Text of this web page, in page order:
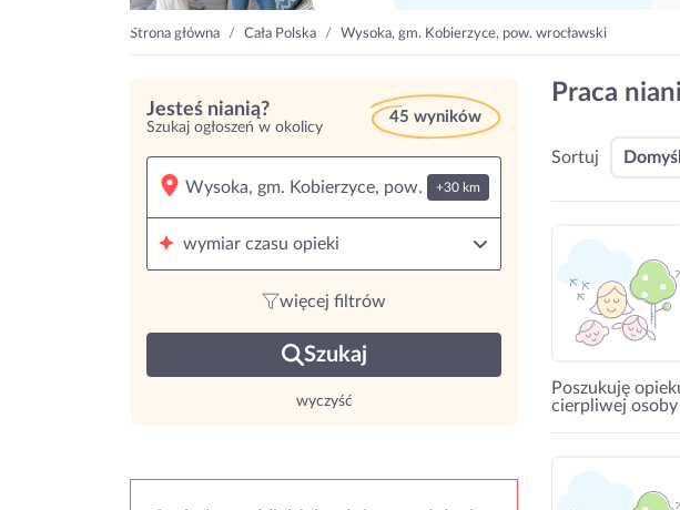
Strona główna Cała Polska Wysoka, gm. Kobierzyce, pow. wrocławski
Jesteś nianią?
Szukaj ogłoszeń w okolicy
45 wyników
+30 km
wymiar czasu opieki
więcej filtrów
Szukaj
wyczyść
Praca
Sortuj
Poszukuję
cierpliwej osoby